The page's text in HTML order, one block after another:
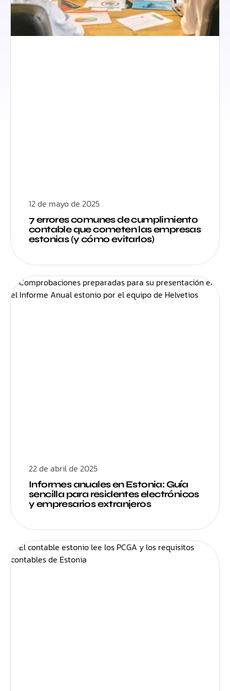
12 de mayo de 2025
7 errores comunes de cumplimiento
contable que cometen las empresas
estonias (y cómo evitarlos)
22 de abril de 2025
Informes anuales en Estonia: Guía
sencilla para residentes electrónicos
y empresarios extranjeros